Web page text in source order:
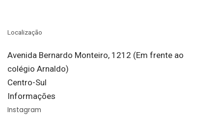
Localização
Avenida Bernardo Monteiro, 1212 (Em frente ao
colégio Arnaldo)
Centro-Sul
Informações
Instagram